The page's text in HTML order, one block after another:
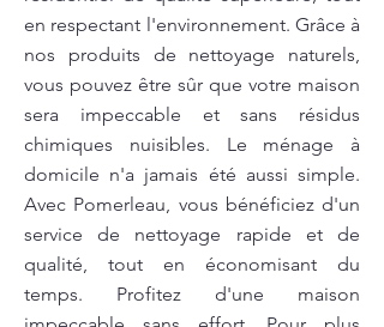
en respectant l'environnement. Grâce à
nos produits de nettoyage naturels,
vous pouvez être sûr que votre maison
sera impeccable et sans résidus
chimiques nuisibles. Le ménage à
domicile n'a jamais été aussi simple.
Avec Pomerleau, vous bénéficiez d'un
service de nettoyage rapide et de
qualité, tout en économisant du
temps. Profitez d'une maison